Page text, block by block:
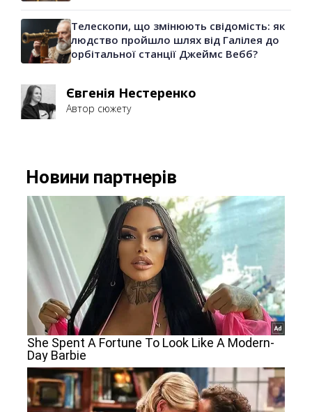
Телескопи, що змінюють свідомість: як
людство пройшло шлях від Галілея до
орбітальної станції Джеймс Вебб?
Євгенія Нестеренко
Автор сюжету